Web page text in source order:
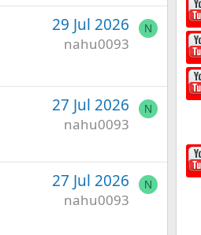
29 Jul 2026
nahu0093
N
27 Jul 2026
nahu0093
N
27 Jul 2026
nahu0093
N